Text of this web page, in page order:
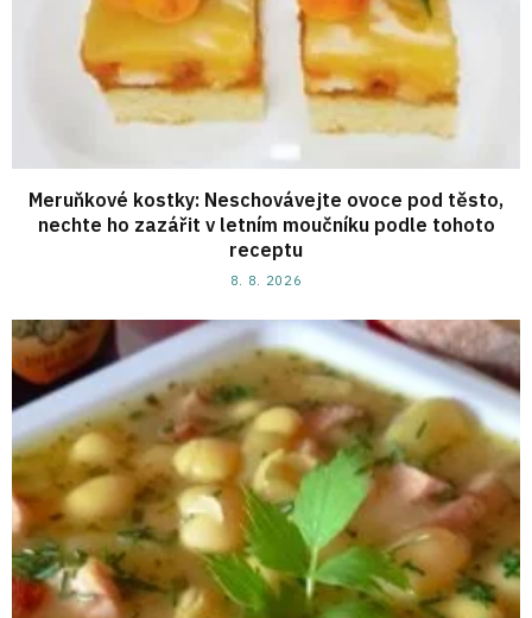
Meruňkové kostky: Neschovávejte ovoce pod těsto,
nechte ho zazářit v letním moučníku podle tohoto
receptu
8. 8. 2026